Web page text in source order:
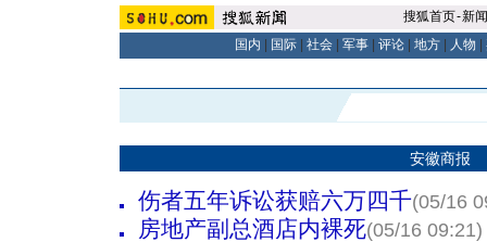
搜狐首页-新闻
国内
国际| 社会| 军事| 评论| 地方| 人物
安徽商报
伤者五年诉讼获赔六万四千(05/16
房地产副总酒店内裸死(05/16 09:21)